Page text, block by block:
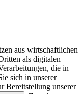
aus wirtschaftlichen
als digitalen
die in
sich in unserer
Bereitstellung unserer
(5)
. Zwecke: